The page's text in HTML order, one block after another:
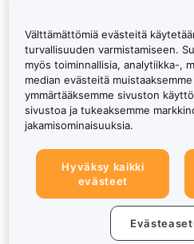
Välttämättömiä evästeitä
turvallisuuden varmistamiseen.
myös toiminnallisia, analytiikka-,
median evästeitä
ymmärtääksemme sivuston
sivustoa ja tukeaksemme
jakamisominaisuuksia.
Hyväksy kaikki
evästeet